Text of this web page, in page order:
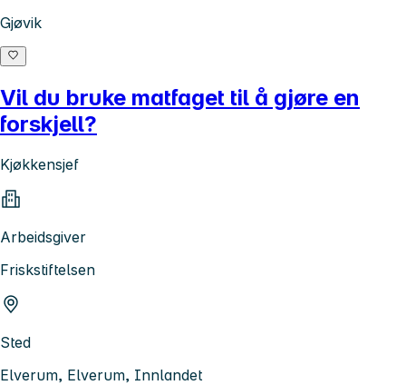
Gjøvik
Vil du bruke matfaget til å gjøre en
forskjell?
Kjøkkensjef
Arbeidsgiver
Friskstiftelsen
Sted
Elverum, Elverum, Innlandet